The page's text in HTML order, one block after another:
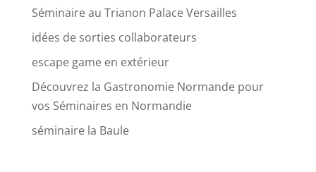
Séminaire au Trianon Palace Versailles
idées de sorties collaborateurs
escape game en extérieur
Découvrez la Gastronomie Normande pour
vos Séminaires en Normandie
séminaire la Baule